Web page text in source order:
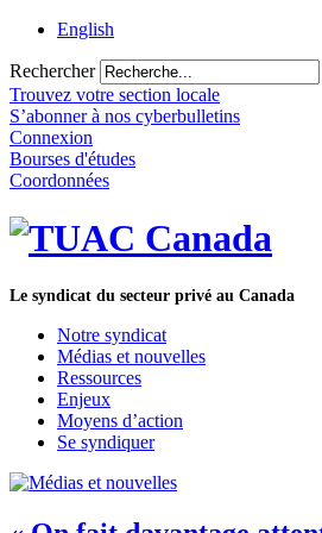
English
Rechercher
Trouvez votre section locale
S’abonner à nos cyberbulletins
Connexion
Bourses d'études
Coordonnées
Le syndicat du secteur privé au Canada
Notre syndicat
Médias et nouvelles
Ressources
Enjeux
Moyens d’action
Se syndiquer